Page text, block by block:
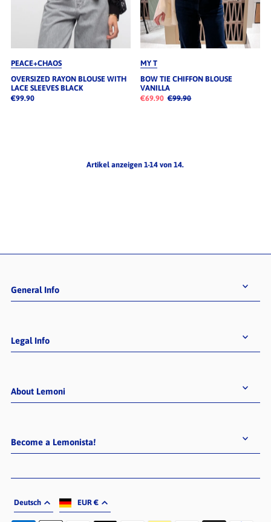
PEACE+CHAOS
OVERSIZED RAYON BLOUSE WITH
LACE SLEEVES BLACK
€99.90
MY T
BOW TIE CHIFFON BLOUSE
VANILLA
€69.90 €99.90
Artikel anzeigen 1-14 von 14.
General Info
Legal Info
About Lemoni
Become a Lemonista!
Deutsch EUR €